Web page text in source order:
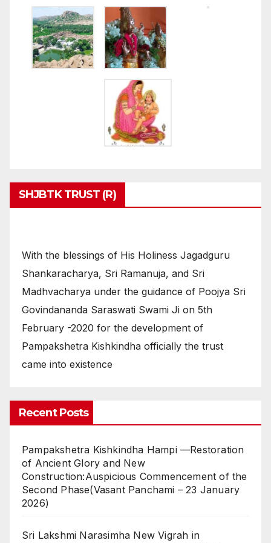
SHJBTK TRUST (R)
With the blessings of His Holiness Jagadguru
Shankaracharya, Sri Ramanuja, and Sri
Madhvacharya under the guidance of Poojya Sri
Govindananda Saraswati Swami Ji on 5th
February -2020 for the development of
Pampakshetra Kishkindha officially the trust
came into existence
Recent Posts
Pampakshetra Kishkindha Hampi —Restoration
of Ancient Glory and New
Construction:Auspicious Commencement of the
Second Phase(Vasant Panchami – 23 January
2026)
Sri Lakshmi Narasimha New Vigrah in